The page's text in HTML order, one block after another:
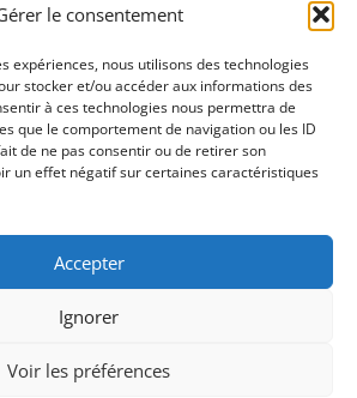
le consentement
expériences, nous utilisons des technologies
stocker et/ou accéder aux informations des
à ces technologies nous permettra de
que le comportement de navigation ou les ID
de ne pas consentir ou de retirer son
un effet négatif sur certaines caractéristiques
Accepter
Ignorer
Voir les préférences
Boucher – 35235 Thorigné-Fouillard
Mentions légales